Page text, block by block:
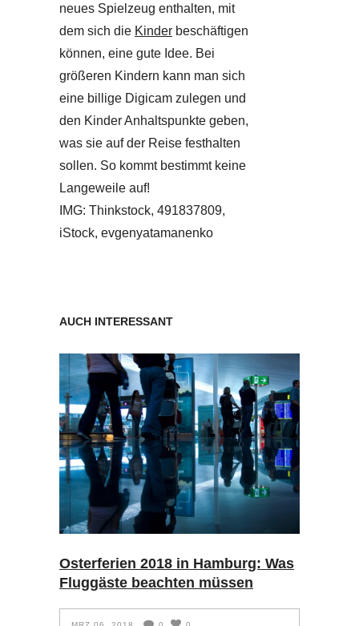
neues Spielzeug enthalten, mit
dem sich die Kinder beschäftigen
können, eine gute Idee. Bei
größeren Kindern kann man sich
eine billige Digicam zulegen und
den Kinder Anhaltspunkte geben,
was sie auf der Reise festhalten
sollen. So kommt bestimmt keine
Langeweile auf!
IMG: Thinkstock, 491837809,
iStock, evgenyatamanenko
AUCH INTERESSANT
Osterferien 2018 in Hamburg: Was
Fluggäste beachten müssen